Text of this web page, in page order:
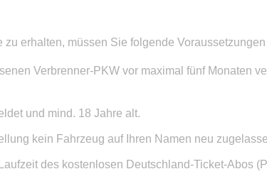
erhalten, müssen Sie folgende
Verbrenner-PKW vor maximal fünf Monaten
und mind. 18 Jahre alt.
kein Fahrzeug auf Ihren Namen neu
des kostenlosen Deutschland-Ticket-Abos